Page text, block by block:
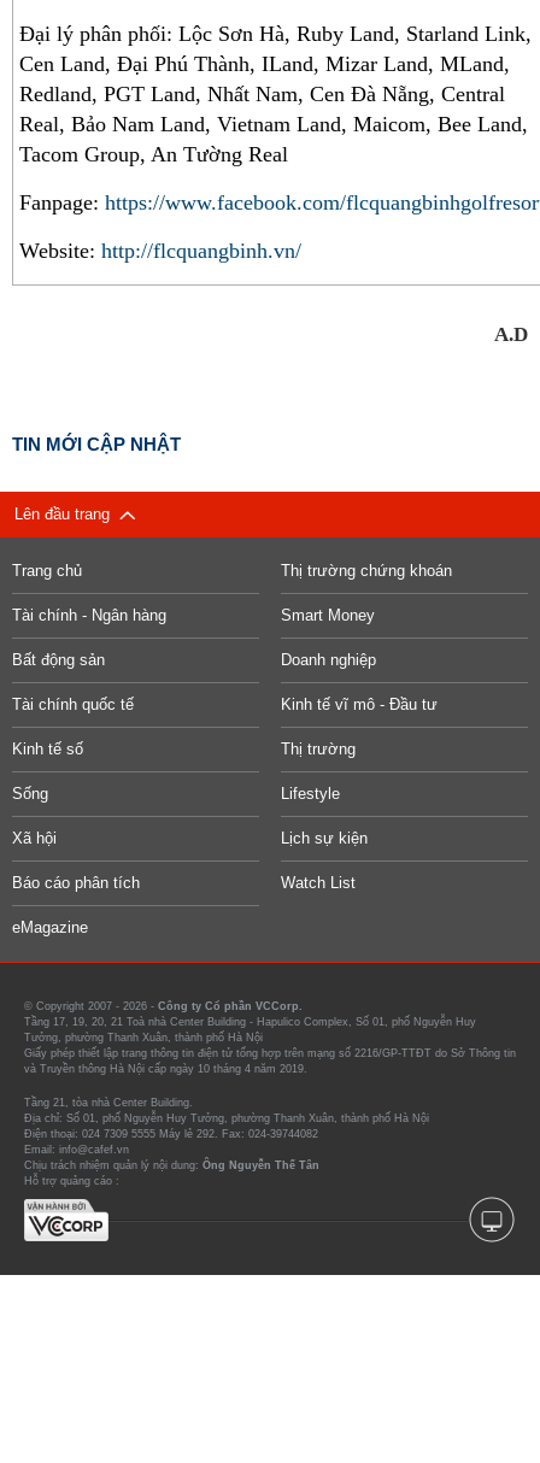
Đại lý phân phối: Lộc Sơn Hà, Ruby Land, Starland Link,
Cen Land, Đại Phú Thành, ILand, Mizar Land, MLand,
Redland, PGT Land, Nhất Nam, Cen Đà Nẵng, Central
Real, Bảo Nam Land, Vietnam Land, Maicom, Bee Land,
Tacom Group, An Tường Real
Fanpage: https://www.facebook.com/
Website: http://flcquangbinh.vn/
A.D
TIN MỚI CẬP NHẬT
Lên đầu trang
Trang chủ Thị trường chứng khoán
Tài chính - Ngân hàng Smart Money
Bất động sản Doanh nghiệp
Tài chính quốc tế Kinh tế vĩ mô - Đầu tư
Kinh tế số Thị trường
Sống Lifestyle
Xã hội Lịch sự kiện
Báo cáo phân tích Watch List
eMagazine
© Copyright 2007 - 2026 - Công ty Cổ phần VCCorp.
Tầng 17, 19, 20, 21 Toà nhà Center Building - Hapulico Complex, Số 01, phố Nguyễn Huy
Tưởng, phường Thanh Xuân, thành phố Hà Nội
Giấy phép thiết lập trang thông tin điện tử tổng hợp trên mạng số 2216/GP-TTĐT do Sở Thông tin
và Truyền thông Hà Nội cấp ngày 10 tháng 4 năm 2019.
Tầng 21, tòa nhà Center Building.
Địa chỉ: Số 01, phố Nguyễn Huy Tưởng, phường Thanh Xuân, thành phố Hà Nội
Điện thoại: 024 7309 5555 Máy lẻ 292. Fax: 024-39744082
Email: info@cafef.vn
Chịu trách nhiệm quản lý nội dung: Ông Nguyễn Thế Tân
Hỗ trợ quảng cáo :